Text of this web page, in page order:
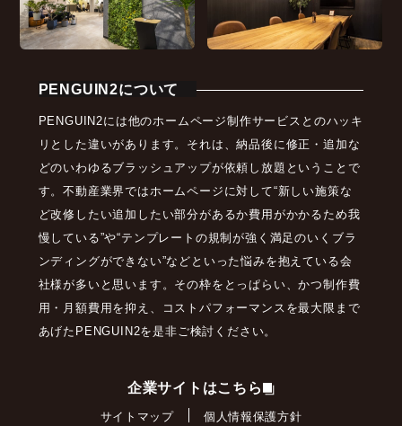
PENGUIN2について
PENGUIN2には他のホームページ制作サービスとのハッキ
リとした違いがあります。それは、納品後に修正・追加な
どのいわゆるブラッシュアップが依頼し放題ということで
す。不動産業界ではホームページに対して“新しい施策な
ど改修したい追加したい部分があるか費用がかかるため我
慢している”や“テンプレートの規制が強く満足のいくブラ
ンディングができない”などといった悩みを抱えている会
社様が多いと思います。その枠をとっぱらい、かつ制作費
用・月額費用を抑え、コストパフォーマンスを最大限まで
あげたPENGUIN2を是非ご検討ください。
企業サイトはこちら
サイトマップ 個人情報保護方針